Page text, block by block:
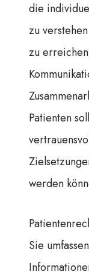
die
zu
zu
Patienten
werden
Sie